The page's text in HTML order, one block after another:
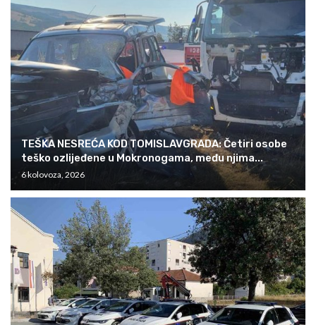
TEŠKA NESREĆA KOD TOMISLAVGRADA: Četiri osobe
teško ozlijeđene u Mokronogama, među njima...
6 kolovoza, 2026